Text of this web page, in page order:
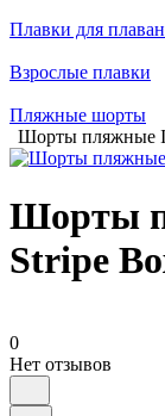
Плавки для
Взрослые плавки
Пляжные шорты
Шорты пляжные
Шорты
Stripe
0
Нет отзывов